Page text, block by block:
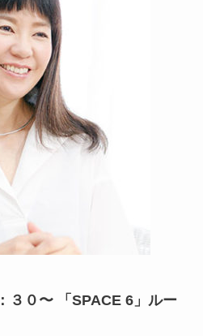
３０〜 「SPACE 6」ルー